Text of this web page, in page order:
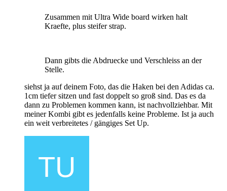
Zusammen mit Ultra Wide board wirken halt
Kraefte, plus steifer strap.
Dann gibts die Abdruecke und Verschleiss an der
Stelle.
siehst ja auf deinem Foto, das die Haken bei den Adidas ca.
1cm tiefer sitzen und fast doppelt so groß sind. Das es da
dann zu Problemen kommen kann, ist nachvollziehbar. Mit
meiner Kombi gibt es jedenfalls keine Probleme. Ist ja auch
ein weit verbreitetes / gängiges Set Up.